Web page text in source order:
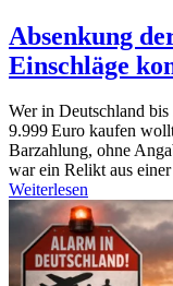
Absenkung
Einschläge
Wer in Deutschland
9.999 Euro kaufen
Barzahlung, ohne
war ein Relikt aus
Weiterlesen